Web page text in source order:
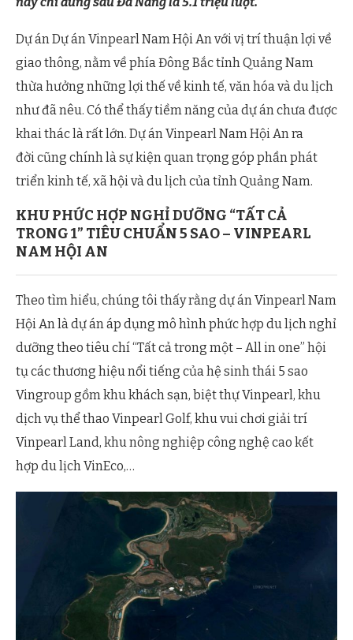
Dự án Dự án Vinpearl Nam Hội An với vị trí thuận lợi về
giao thông, nằm về phía Đông Bắc tỉnh Quảng Nam
thừa hưởng những lợi thế về kinh tế, văn hóa và du lịch
như đã nêu. Có thể thấy tiềm năng của dự án chưa được
khai thác là rất lớn. Dự án Vinpearl Nam Hội An ra
đời cũng chính là sự kiện quan trọng góp phần phát
triển kinh tế, xã hội và du lịch của tỉnh Quảng Nam.
KHU PHỨC HỢP NGHỈ DƯỠNG “TẤT CẢ
TRONG 1” TIÊU CHUẨN 5 SAO – VINPEARL
NAM HỘI AN
Theo tìm hiểu, chúng tôi thấy rằng dự án Vinpearl Nam
Hội An là dự án áp dụng mô hình phức hợp du lịch nghỉ
dưỡng theo tiêu chí “Tất cả trong một – All in one” hội
tụ các thương hiệu nổi tiếng của hệ sinh thái 5 sao
Vingroup gồm khu khách sạn, biệt thự Vinpearl, khu
dịch vụ thể thao Vinpearl Golf, khu vui chơi giải trí
Vinpearl Land, khu nông nghiệp công nghệ cao kết
hợp du lịch VinEco,…